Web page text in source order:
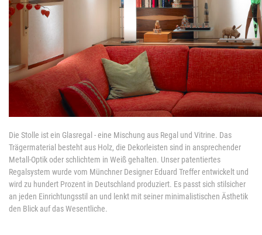
Die Stolle ist ein Glasregal - eine Mischung aus Regal und Vitrine. Das
Trägermaterial besteht aus Holz, die Dekorleisten sind in ansprechender
Metall-Optik oder schlichtem in Weiß gehalten. Unser patentiertes
Regalsystem wurde vom Münchner Designer Eduard Treffer entwickelt und
wird zu hundert Prozent in Deutschland produziert. Es passt sich stilsicher
an jeden Einrichtungsstil an und lenkt mit seiner minimalistischen Ästhetik
den Blick auf das Wesentliche.